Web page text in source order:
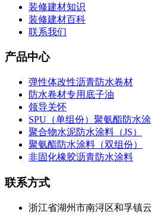
装修建材知识
装修建材百科
联系我们
产品中心
弹性体改性沥青防水卷材
防水卷材专用底子油
领导关怀
SPU（单组份）聚氨酯防水
聚合物水泥防水涂料（JS）
聚氨酯防水涂料（双组份）
非固化橡胶沥青防水涂料
联系方式
浙江省湖州市南浔区和孚镇